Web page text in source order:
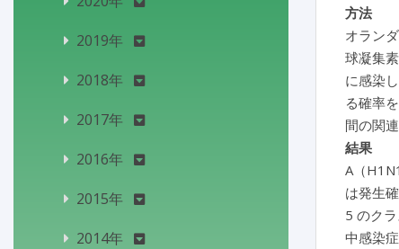
方法
オラン
球凝集
に感染
る確率
間の関
結果
A（
は発生
5 のク
中感染
2019年
2018年
2017年
2016年
2015年
2014年